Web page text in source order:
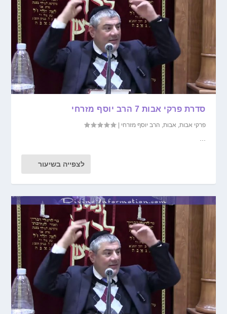
סדרת פרקי אבות 7 הרב יוסף מזרחי
פרקי אבות, אבות, הרב יוסף מזרחי |
לצפייה בשיעור